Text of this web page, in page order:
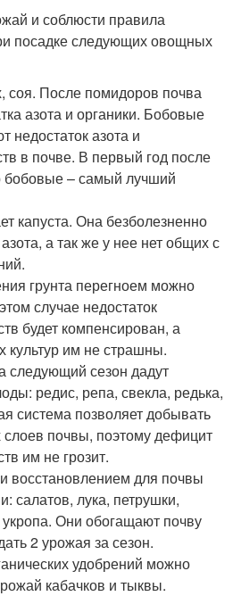
и соблюсти правила
посадке следующих овощных
соя. После помидоров почва
азота и органики. Бобовые
недостаток азота и
в почве. В первый год после
бобовые – самый лучший
капуста. Она безболезненно
а так же у нее нет общих с
грунта перегноем можно
случае недостаток
будет компенсирован, а
культур им не страшны.
следующий сезон дадут
редис, репа, свекла, редька,
система позволяет добывать
слоев почвы, поэтому дефицит
им не грозит.
восстановлением для почвы
салатов, лука, петрушки,
укропа. Они обогащают почву
2 урожая за сезон.
удобрений можно
кабачков и тыквы.